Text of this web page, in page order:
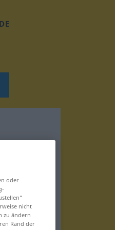
DE
oder
nicht
zu ändern
Rand der